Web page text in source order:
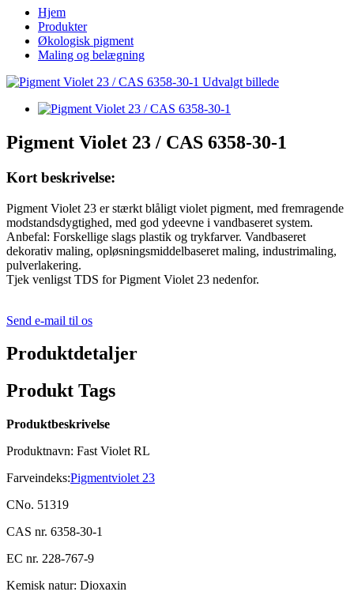
Hjem
Produkter
Økologisk pigment
Maling og belægning
Pigment Violet 23 / CAS 6358-30-1
Kort beskrivelse:
Pigment Violet 23 er stærkt blåligt violet pigment, med fremragende
modstandsdygtighed, med god ydeevne i vandbaseret system.
Anbefal: Forskellige slags plastik og trykfarver. Vandbaseret
dekorativ maling, opløsningsmiddelbaseret maling, industrimaling,
pulverlakering.
Tjek venligst TDS for Pigment Violet 23 nedenfor.
Send e-mail til os
Produktdetaljer
Produkt Tags
Produktbeskrivelse
Produktnavn: Fast Violet RL
Farveindeks:Pigmentviolet 23
CNo. 51319
CAS nr. 6358-30-1
EC nr. 228-767-9
Kemisk natur: Dioxaxin